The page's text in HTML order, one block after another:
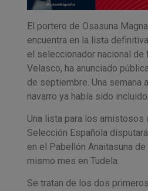
El portero de Osasuna
encuentra en la lista
el seleccionador nacional
Velasco, ha anunciado
de septiembre. Una semana
navarro ya había sido
Una lista para los amistosos
Selección Española
en el Pabellón Anaitasuna
mismo mes en Tudela.
Se tratan de los dos